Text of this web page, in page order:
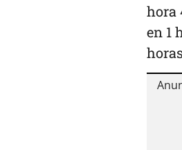
hora
en 1